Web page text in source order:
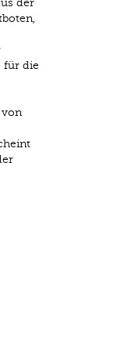
der
für die